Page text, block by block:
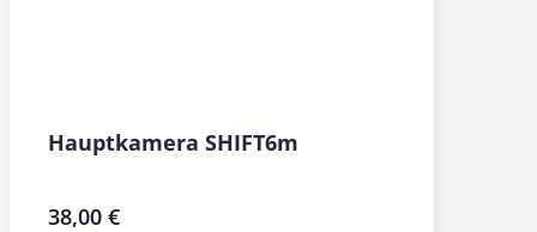
Hauptkamera SHIFT6m
38,00 €